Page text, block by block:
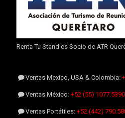
Renta Tu Stand es Socio de ATR
Ventas Mexico, USA & Colombia:
Ventas México:+52 (55) 1077.5390
Ventas Portátiles:+52 (442)